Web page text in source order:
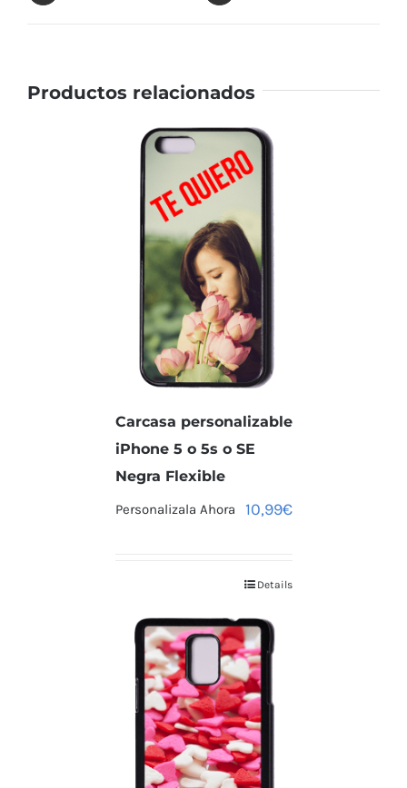
Productos relacionados
Carcasa personalizable
iPhone 5 o 5s o SE
Negra Flexible
Personalizala Ahora 10,99€
Details